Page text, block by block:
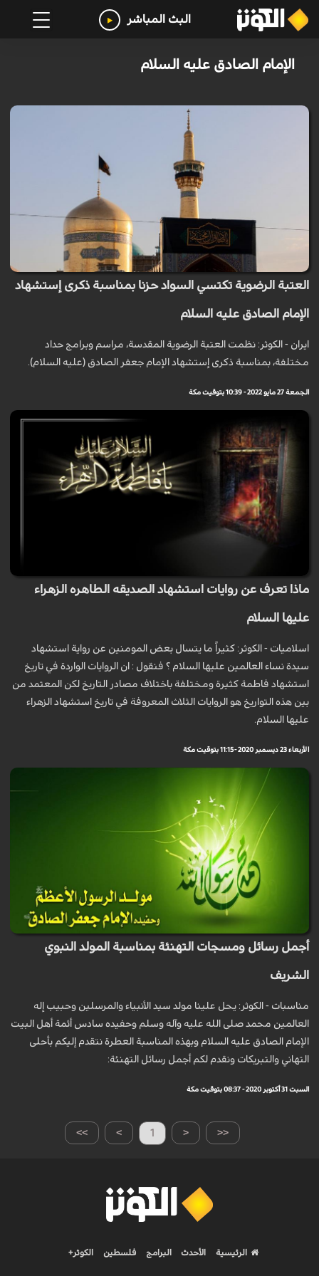
البث المباشر
الإمام الصادق عليه السلام
العتبة الرضوية تكتسي السواد حزنا بمناسبة ذكرى إستشهاد
الإمام الصادق عليه السلام
ايران - الكوثر: نظمت العتبة الرضوية المقدسة، مراسم وبرامج حداد
مختلفة، بمناسبة ذكرى إستشهاد الإمام جعفر الصادق (عليه السلام).
الجمعة 27 مايو 2022 - 10:39 بتوقيت مكة
ماذا تعرف عن روايات استشهاد الصديقه الطاهره الزهراء
عليها السلام
اسلاميات - الكوثر: كثيراً ما يتسال بعض المومنين عن رواية استشهاد
سيدة نساء العالمين عليها السلام ؟ فنقول : ان الروايات الواردة في تاريخ
استشهاد فاطمة كثيرة ومختلفة باختلاف مصادر التاريخ لكن المعتمد من
بين هذه التواريخ هو الروايات الثلاث المعروفة في تاريخ استشهاد الزهراء
عليها السلام.
الأربعاء 23 ديسمبر 2020 - 11:15 بتوقيت مكة
أجمل رسائل ومسجات التهنئة بمناسبة المولد النبوي
الشريف
مناسبات - الكوثر: يحل علينا مولد سيد الأنبياء والمرسلين وحبيب إله
العالمين محمد صلى الله عليه وآله وسلم وحفيده سادس أئمة أهل البيت
الإمام الصادق عليه السلام وبهذه المناسبة العطرة نتقدم إليكم بأحلى
التهاني والتبريكات ونقدم لكم أجمل رسائل التهنئة:
السبت 31 أكتوبر 2020 - 08:37 بتوقيت مكة
>> > 1 < <<
الرئيسية الأحدث البرامج فلسطين الكوثر+